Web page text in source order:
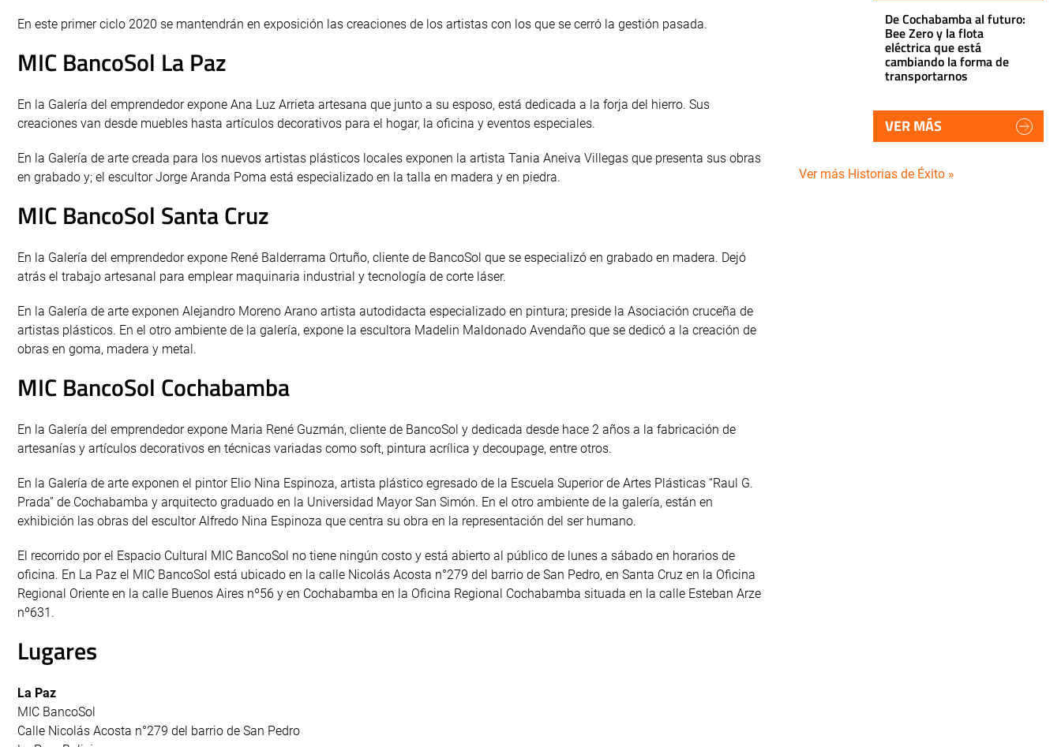
En este primer ciclo 2020 se mantendrán en exposición las creaciones de los artistas con los que se cerró la gestión pasada.
MIC BancoSol La Paz
En la Galería del emprendedor expone Ana Luz Arrieta artesana que junto a su esposo, está dedicada a la forja del hierro. Sus
creaciones van desde muebles hasta artículos decorativos para el hogar, la oficina y eventos especiales.
En la Galería de arte creada para los nuevos artistas plásticos locales exponen la artista Tania Aneiva Villegas que presenta sus obras
en grabado y; el escultor Jorge Aranda Poma está especializado en la talla en madera y en piedra.
MIC BancoSol Santa Cruz
En la Galería del emprendedor expone René Balderrama Ortuño, cliente de BancoSol que se especializó en grabado en madera. Dejó
atrás el trabajo artesanal para emplear maquinaria industrial y tecnología de corte láser.
En la Galería de arte exponen Alejandro Moreno Arano artista autodidacta especializado en pintura; preside la Asociación cruceña de
artistas plásticos. En el otro ambiente de la galería, expone la escultora Madelin Maldonado Avendaño que se dedicó a la creación de
obras en goma, madera y metal.
MIC BancoSol Cochabamba
En la Galería del emprendedor expone Maria René Guzmán, cliente de BancoSol y dedicada desde hace 2 años a la fabricación de
artesanías y artículos decorativos en técnicas variadas como soft, pintura acrílica y decoupage, entre otros.
En la Galería de arte exponen el pintor Elio Nina Espinoza, artista plástico egresado de la Escuela Superior de Artes Plásticas “Raul G.
Prada” de Cochabamba y arquitecto graduado en la Universidad Mayor San Simón. En el otro ambiente de la galería, están en
exhibición las obras del escultor Alfredo Nina Espinoza que centra su obra en la representación del ser humano.
El recorrido por el Espacio Cultural MIC BancoSol no tiene ningún costo y está abierto al público de lunes a sábado en horarios de
oficina. En La Paz el MIC BancoSol está ubicado en la calle Nicolás Acosta n°279 del barrio de San Pedro, en Santa Cruz en la Oficina
Regional Oriente en la calle Buenos Aires nº56 y en Cochabamba en la Oficina Regional Cochabamba situada en la calle Esteban Arze
nº631.
Lugares
La Paz
MIC BancoSol
Calle Nicolás Acosta n°279 del barrio de San Pedro
De Cochabamba al futuro:
Bee Zero y la flota
eléctrica que está
cambiando la forma de
transportarnos
VER MÁS
Ver más Historias de Éxito »